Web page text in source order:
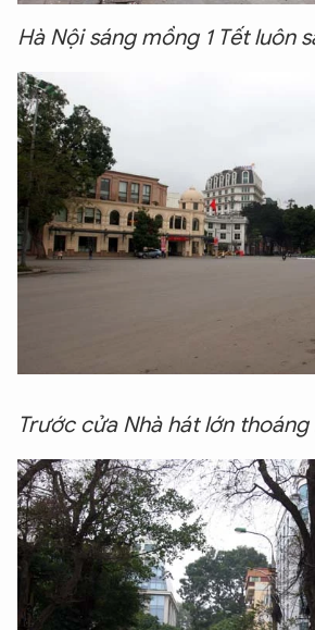
Hà Nội sáng mồng 1 Tết luôn
Trước cửa Nhà hát lớn